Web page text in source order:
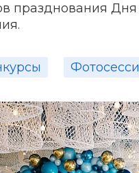
Рич
празднования Дня